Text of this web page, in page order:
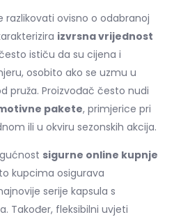
ovisno o odabranoj
izvrsna vrijednost
ističu da su cijena i
osobito ako se uzmu u
pruža. Proizvođač često nudi
pakete, primjerice pri
ili u okviru sezonskih akcija.
sigurne online kupnje
kupcima osigurava
serije kapsula s
Također, fleksibilni uvjeti